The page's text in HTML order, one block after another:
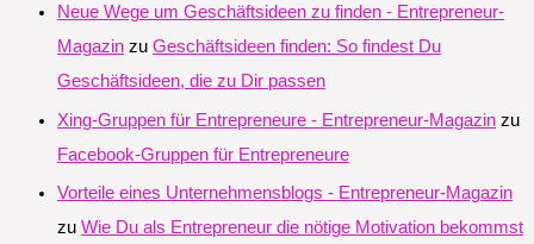
Neue Wege um Geschäftsideen zu finden - Entrepreneur-
Magazin zu Geschäftsideen finden: So findest Du
Geschäftsideen, die zu Dir passen
Xing-Gruppen für Entrepreneure - Entrepreneur-Magazin zu
Facebook-Gruppen für Entrepreneure
Vorteile eines Unternehmensblogs - Entrepreneur-Magazin
zu Wie Du als Entrepreneur die nötige Motivation bekommst